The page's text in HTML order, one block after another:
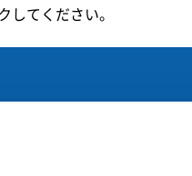
してください。